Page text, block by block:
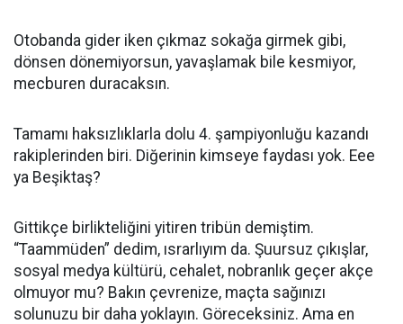
Otobanda gider iken çıkmaz sokağa girmek gibi,
dönsen dönemiyorsun, yavaşlamak bile kesmiyor,
mecburen duracaksın.
Tamamı haksızlıklarla dolu 4. şampiyonluğu kazandı
rakiplerinden biri. Diğerinin kimseye faydası yok. Eee
ya Beşiktaş?
Gittikçe birlikteliğini yitiren tribün demiştim.
“Taammüden” dedim, ısrarlıyım da. Şuursuz çıkışlar,
sosyal medya kültürü, cehalet, nobranlık geçer akçe
olmuyor mu? Bakın çevrenize, maçta sağınızı
solunuzu bir daha yoklayın. Göreceksiniz. Ama en